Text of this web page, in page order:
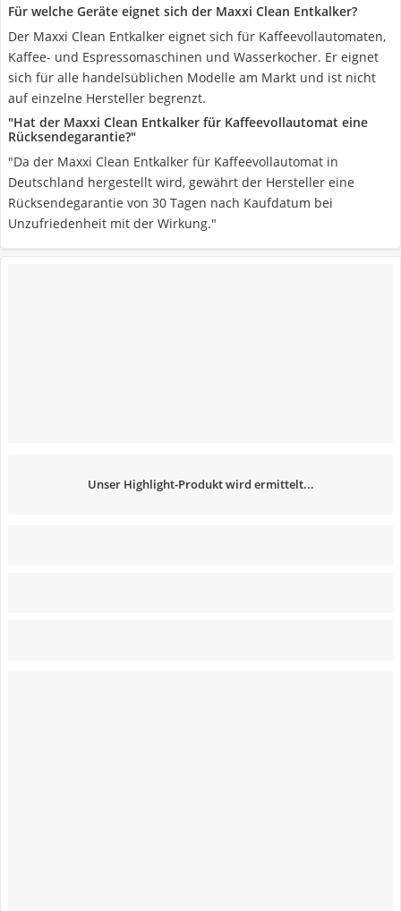
Für welche Geräte eignet sich der Maxxi Clean Entkalker?
Der Maxxi Clean Entkalker eignet sich für Kaffeevollautomaten,
Kaffee- und Espressomaschinen und Wasserkocher. Er eignet
sich für alle handelsüblichen Modelle am Markt und ist nicht
auf einzelne Hersteller begrenzt.
"Hat der Maxxi Clean Entkalker für Kaffeevollautomat eine
Rücksendegarantie?"
"Da der Maxxi Clean Entkalker für Kaffeevollautomat in
Deutschland hergestellt wird, gewährt der Hersteller eine
Rücksendegarantie von 30 Tagen nach Kaufdatum bei
Unzufriedenheit mit der Wirkung."
Unser Highlight-Produkt wird ermittelt...